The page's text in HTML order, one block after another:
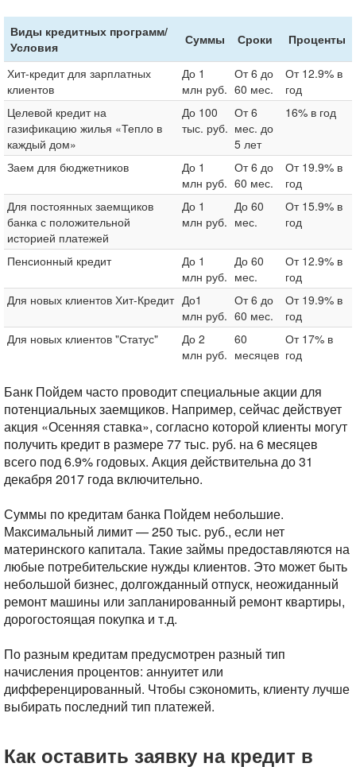
Виды кредитных программ/
Условия
Суммы Сроки Проценты
Хит-кредит для зарплатных
клиентов
До 1
млн руб.
От 6 до
60 мес.
От 12.9% в
год
Целевой кредит на
газификацию жилья «Тепло в
каждый дом»
До 100
тыс. руб.
От 6
мес. до
5 лет
16% в год
Заем для бюджетников
До 1
млн руб.
От 6 до
60 мес.
От 19.9% в
год
Для постоянных заемщиков
банка с положительной
историей платежей
До 1
млн руб.
До 60
мес.
От 15.9% в
год
Пенсионный кредит
До 1
млн руб.
До 60
мес.
От 12.9% в
год
Для новых клиентов Хит-Кредит До1
млн руб.
От 6 до
60 мес.
От 19.9% в
год
Для новых клиентов "Статус"
До 2
млн руб.
60
месяцев
От 17% в
год
Банк Пойдем часто проводит специальные акции для
потенциальных заемщиков. Например, сейчас действует
акция «Осенняя ставка», согласно которой клиенты могут
получить кредит в размере 77 тыс. руб. на 6 месяцев
всего под 6.9% годовых. Акция действительна до 31
декабря 2017 года включительно.
Суммы по кредитам банка Пойдем небольшие.
Максимальный лимит — 250 тыс. руб., если нет
материнского капитала. Такие займы предоставляются на
любые потребительские нужды клиентов. Это может быть
небольшой бизнес, долгожданный отпуск, неожиданный
ремонт машины или запланированный ремонт квартиры,
дорогостоящая покупка и т.д.
По разным кредитам предусмотрен разный тип
начисления процентов: аннуитет или
дифференцированный. Чтобы сэкономить, клиенту лучше
выбирать последний тип платежей.
Как оставить заявку на кредит в